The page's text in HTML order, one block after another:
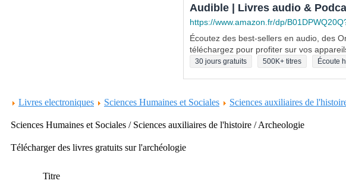
Audible | Livres audio &
https://www.amazon.fr/dp/
Écoutez des best-sellers en audio, des
téléchargez pour profiter sur vos
30 jours gratuits 500K+ titres Écoute
Livres electroniques Sciences Humaines et Sociales Sciences auxiliaires de
Sciences Humaines et Sociales / Sciences auxiliaires de l'histoire / Archeologie
Télécharger des livres gratuits sur l'archéologie
Titre